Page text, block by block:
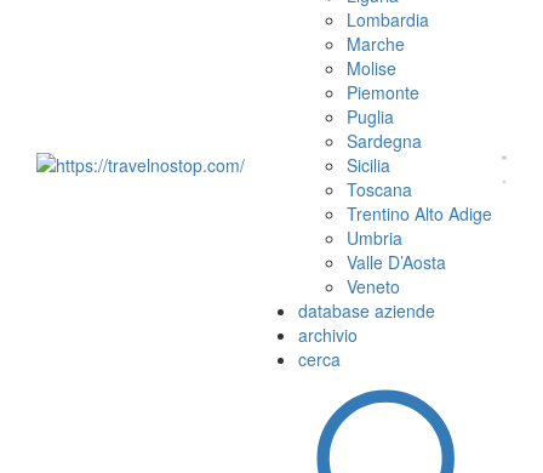
Lombardia
Marche
Molise
Piemonte
Puglia
Sardegna
Sicilia
Toscana
Trentino Alto Adige
Umbria
Valle D’Aosta
Veneto
database aziende
archivio
cerca